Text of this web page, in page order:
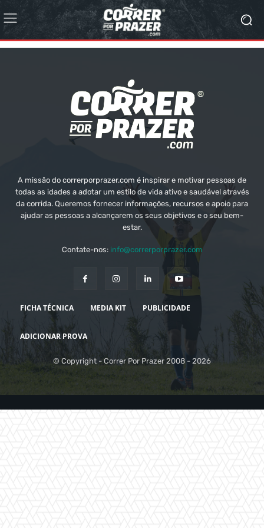
A missão do correrporprazer.com é inspirar e motivar pessoas de
todas as idades a adotar um estilo de vida ativo e saudável através
da corrida. Queremos fornecer informações, recursos e apoio para
ajudar as pessoas a alcançarem os seus objetivos e o seu bem-
estar.
Contate-nos: info@correrporprazer.com
FICHA TÉCNICA MEDIA KIT PUBLICIDADE
ADICIONAR PROVA
© Copyright - Correr Por Prazer 2008 - 2026